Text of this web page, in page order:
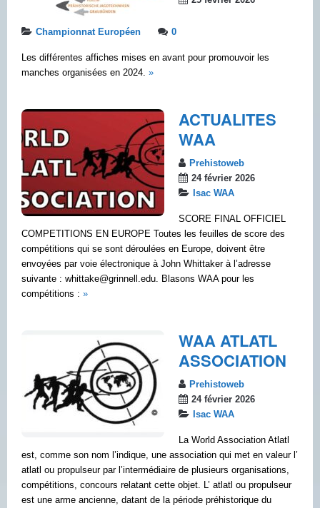
Championnat Européen 0
Les différentes affiches mises en avant pour promouvoir les
manches organisées en 2024. »
ACTUALITES
WAA
Prehistoweb
24 février 2026
Isac WAA
SCORE FINAL OFFICIEL
COMPETITIONS EN EUROPE Toutes les feuilles de score des
compétitions qui se sont déroulées en Europe, doivent être
envoyées par voie électronique à John Whittaker à l’adresse
suivante : whittake@grinnell.edu. Blasons WAA pour les
compétitions : »
WAA ATLATL
ASSOCIATION
Prehistoweb
24 février 2026
Isac WAA
La World Association Atlatl
est, comme son nom l’indique, une association qui met en valeur l’
atlatl ou propulseur par l’intermédiaire de plusieurs organisations,
compétitions, concours relatant cette objet. L’ atlatl ou propulseur
est une arme ancienne, datant de la période préhistorique du